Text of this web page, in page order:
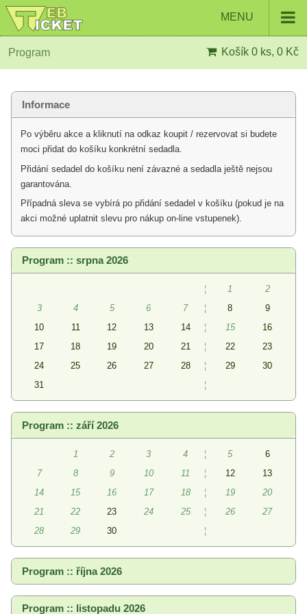
MENU
Program Košík 0 ks, 0 Kč
Informace
Po výběru akce a kliknutí na odkaz koupit / rezervovat si budete
moci přidat do košíku konkrétní sedadla.
Přidání sedadel do košíku není závazné a sedadla ještě nejsou
garantována.
Případná sleva se vybírá po přidání sedadel v košíku (pokud je na
akci možné uplatnit slevu pro nákup on-line vstupenek).
Program :: srpna 2026
¦ 1
2
3
4 5 6 7 ¦ 8
9
10
11 12 13 14 ¦ 15
16
17
18 19 20 21 ¦ 22
23
24
25 26 27 28 ¦ 29
30
31
¦
Program :: září 2026
1 2 3 4 ¦ 5
6
7
8 9 10 11 ¦ 12
13
14
15 16 17 18 ¦ 19
20
21
22 23 24 25 ¦ 26
27
28
29 30 ¦
Program :: října 2026
Program :: listopadu 2026